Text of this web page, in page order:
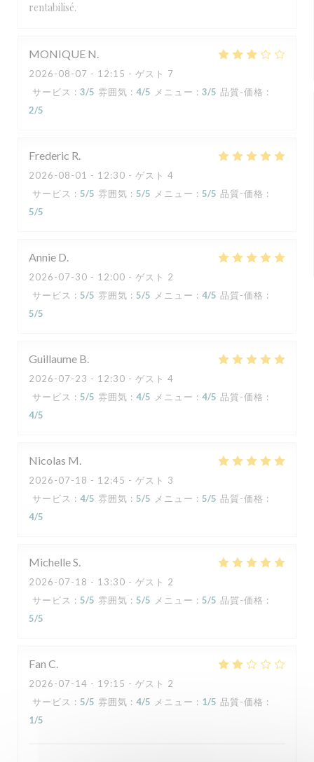
rentabilisé.
MONIQUE N
2026-08-07 - 12:15 - ゲスト 7
サービス : 3/5 雰囲気 : 4/5 メニュー : 3/5 品質-価格 :
2/5
Frederic R
2026-08-01 - 12:30 - ゲスト 4
サービス : 5/5 雰囲気 : 5/5 メニュー : 5/5 品質-価格 :
5/5
Annie D
2026-07-30 - 12:00 - ゲスト 2
サービス : 5/5 雰囲気 : 5/5 メニュー : 4/5 品質-価格 :
5/5
Guillaume B
2026-07-23 - 12:30 - ゲスト 4
サービス : 5/5 雰囲気 : 4/5 メニュー : 4/5 品質-価格 :
4/5
Nicolas M
2026-07-18 - 12:45 - ゲスト 3
サービス : 4/5 雰囲気 : 5/5 メニュー : 5/5 品質-価格 :
4/5
MichelleS
2026-07-18 - 13:30 - ゲスト 2
サービス : 5/5 雰囲気 : 5/5 メニュー : 5/5 品質-価格 :
5/5
Fan C
2026-07-14 - 19:15 - ゲスト 2
サービス : 5/5 雰囲気 : 4/5 メニュー : 1/5 品質-価格 :
1/5